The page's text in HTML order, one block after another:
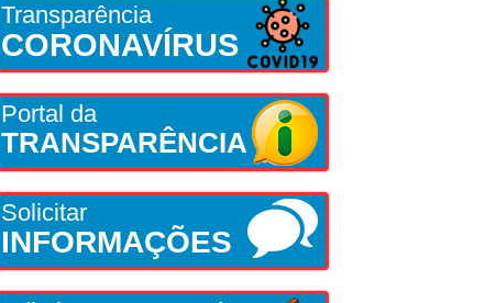
Transparência
CORONAVÍRUS
Portal da
TRANSPARÊNCIA
Solicitar
INFORMAÇÕES